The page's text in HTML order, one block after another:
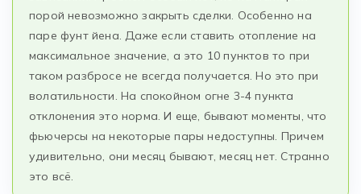
порой невозможно закрыть сделки. Особенно на
паре фунт йена. Даже если ставить отопление на
максимальное значение, а это 10 пунктов то при
таком разбросе не всегда получается. Но это при
волатильности. На спокойном огне 3-4 пункта
отклонения это норма. И еще, бывают моменты, что
фьючерсы на некоторые пары недоступны. Причем
удивительно, они месяц бывают, месяц нет. Странно
это всё.